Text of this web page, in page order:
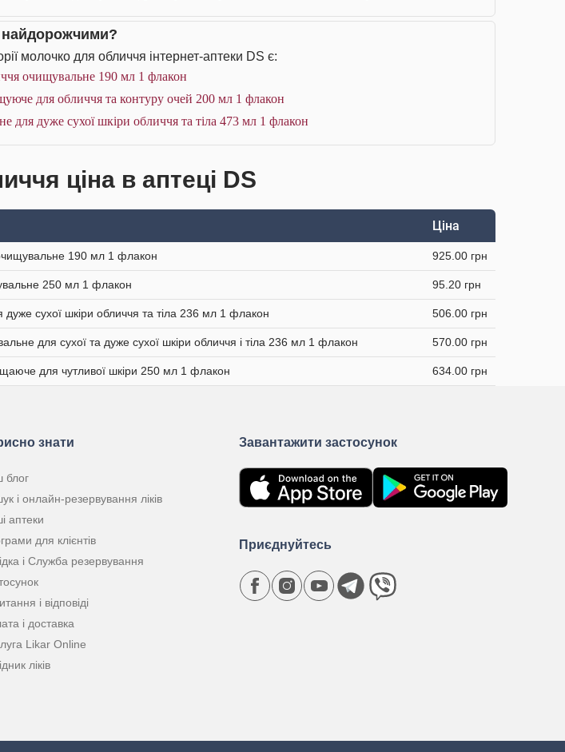
найдорожчими?
молочко для обличчя інтернет-аптеки DS є:
очищувальне 190 мл 1 флакон
для обличчя та контуру очей 200 мл 1 флакон
для дуже сухої шкіри обличчя та тіла 473 мл 1 флакон
ціна в аптеці DS
Ціна
190 мл 1 флакон 925.00 грн
250 мл 1 флакон 95.20 грн
сухої шкіри обличчя та тіла 236 мл 1 флакон 506.00 грн
для сухої та дуже сухої шкіри обличчя і тіла 236 мл 1 флакон 570.00 грн
для чутливої шкіри 250 мл 1 флакон 634.00 грн
знати
блог
і онлайн-резервування ліків
аптеки
для клієнтів
і Служба резервування
і відповіді
і доставка
Likar Online
ліків
Завантажити застосунок
Приєднуйтесь